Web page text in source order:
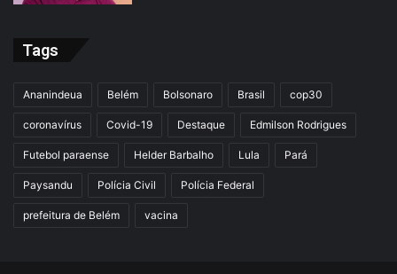
Tags
Ananindeua Belém Bolsonaro Brasil cop30
coronavírus Covid-19 Destaque Edmilson Rodrigues
Futebol paraense Helder Barbalho Lula Pará
Paysandu Polícia Civil Polícia Federal
prefeitura de Belém vacina